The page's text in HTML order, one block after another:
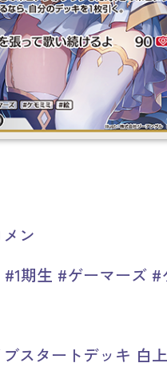
ン
#1期生 #ゲーマーズ #
ブスタートデッキ 白